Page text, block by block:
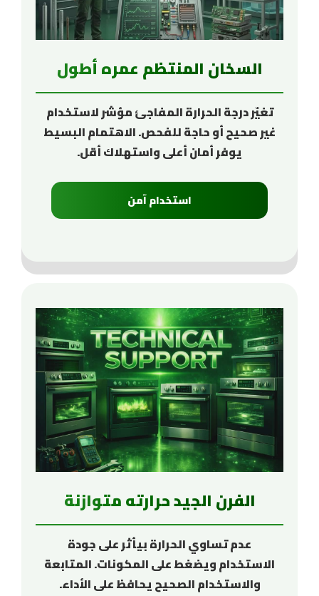
السخان المنتظم عمره أطول
تغيّر درجة الحرارة المفاجئ مؤشر لاستخدام
غير صحيح أو حاجة للفحص. الاهتمام البسيط
يوفر أمان أعلى واستهلاك أقل.
استخدام آمن
الفرن الجيد حرارته متوازنة
عدم تساوي الحرارة بيأثر على جودة
الاستخدام ويضغط على المكونات. المتابعة
والاستخدام الصحيح يحافظ على الأداء.